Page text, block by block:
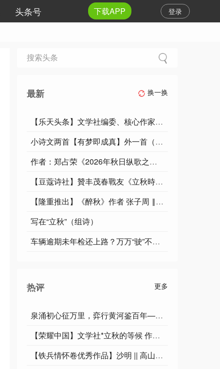
登录
头条号 下载APP
最新 换一换
【乐天头条】文学社编委、核心作家孟现春先生精品//七言排律·随缘处世存仁善
小诗文两首【有梦即成真】外一首（雁雁归来喜戏浓）作者：慕夏卿卿/编辑制作：烟雨蒙蒙
作者：郑占荣《2026年秋日纵歌之一 五律二首》19254期～新京都文艺
【豆蔻诗社】贊丰茂春戰友《立秋時節》成熟篇文/杨圣文
【隆重推出】《醉秋》作者 张子周 ‖ 主播 李玉华
写在“立秋”（组诗）
车辆逾期未年检还上路？万万“驶”不得！
热评 更多
泉涌初心征万里，弈行黄河鉴百年——写在“黄河奔腾映初心·党建新征程”启程之际
【荣耀中国】文学社*立秋的等候 作者/王德贵（尘封的记忆）·江苏宿迁
【铁兵情怀卷优秀作品】沙明 || 高山仰止，一位军嫂的忠诚守望